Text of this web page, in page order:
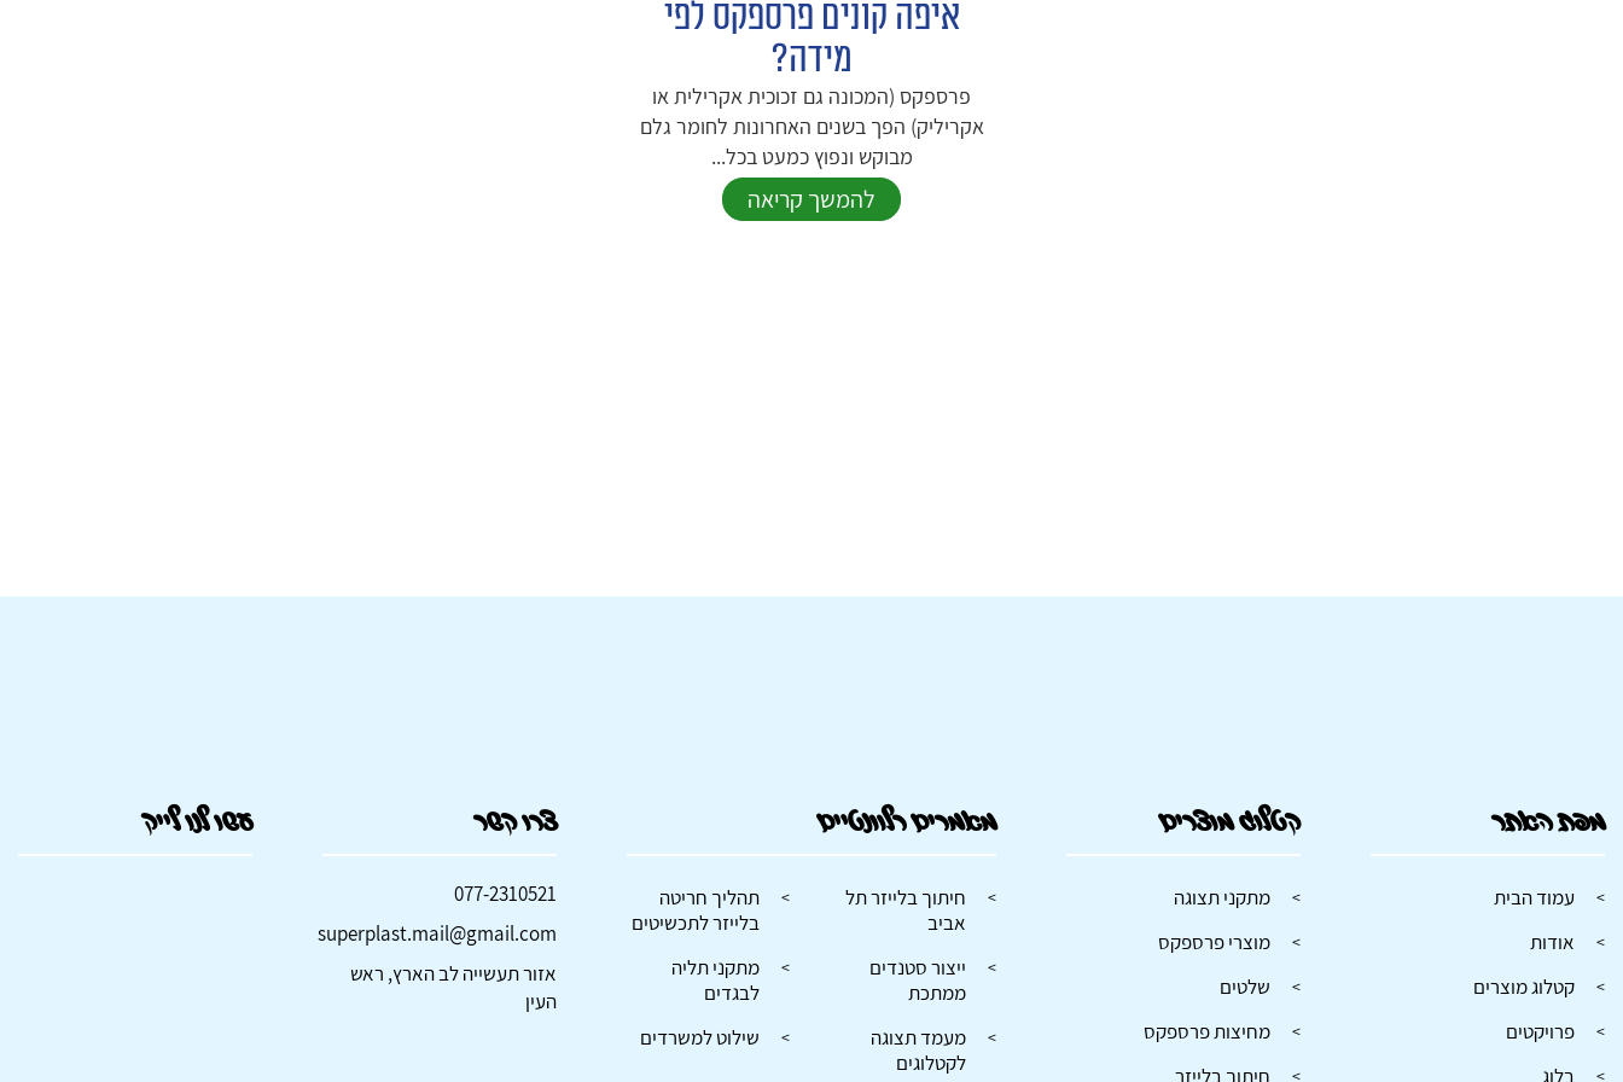
איפה קונים פרספקס לפי
מידה?
פרספקס (המכונה גם זכוכית אקרילית או
אקריליק) הפך בשנים האחרונות לחומר גלם
מבוקש ונפוץ כמעט בכל...
להמשך קריאה
מפת האתר
עמוד הבית
אודות
קטלוג מוצרים
פרויקטים
בלוג
קטלוג מוצרים
מתקני תצוגה
מוצרי פרספקס
שלטים
מחיצות פרספקס
חיתוך בלייזר
מאמרים רלוונטיים
חיתוך בלייזר תל
אביב
תהליך חריטה
בלייזר לתכשיטים
ייצור סטנדים
ממתכת
מתקני תליה
לבגדים
מעמד תצוגה
לקטלוגים
שילוט למשרדים
צרו קשר
077-2310521
superplast.mail@gmail.com
אזור תעשייה לב הארץ, ראש
העין
עשו לנו לייק